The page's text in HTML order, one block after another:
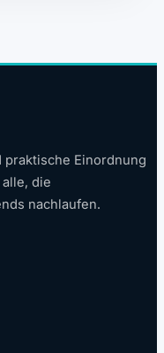
praktische Einordnung
die
nachlaufen.